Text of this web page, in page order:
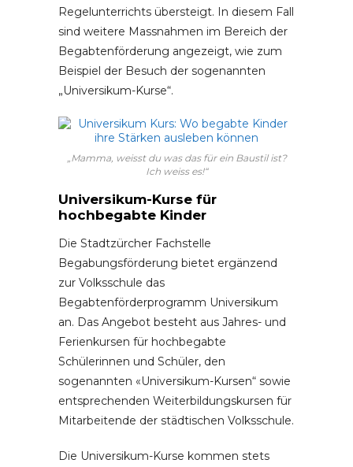
Regelunterrichts übersteigt. In diesem Fall
sind weitere Massnahmen im Bereich der
Begabtenförderung angezeigt, wie zum
Beispiel der Besuch der sogenannten
„Universikum-Kurse“.
„Mamma, weisst du was das für ein Baustil ist?
Ich weiss es!“
Universikum-Kurse für
hochbegabte Kinder
Die Stadtzürcher Fachstelle
Begabungsförderung bietet ergänzend
zur Volksschule das
Begabtenförderprogramm Universikum
an. Das Angebot besteht aus Jahres- und
Ferienkursen für hochbegabte
Schülerinnen und Schüler, den
sogenannten «Universikum-Kursen“ sowie
entsprechenden Weiterbildungskursen für
Mitarbeitende der städtischen Volksschule.
Die Universikum-Kurse kommen stets